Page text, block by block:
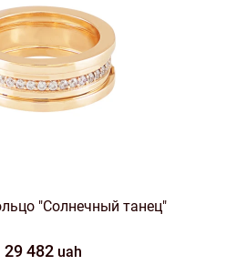
"Солнечный танец"
29 482 uah